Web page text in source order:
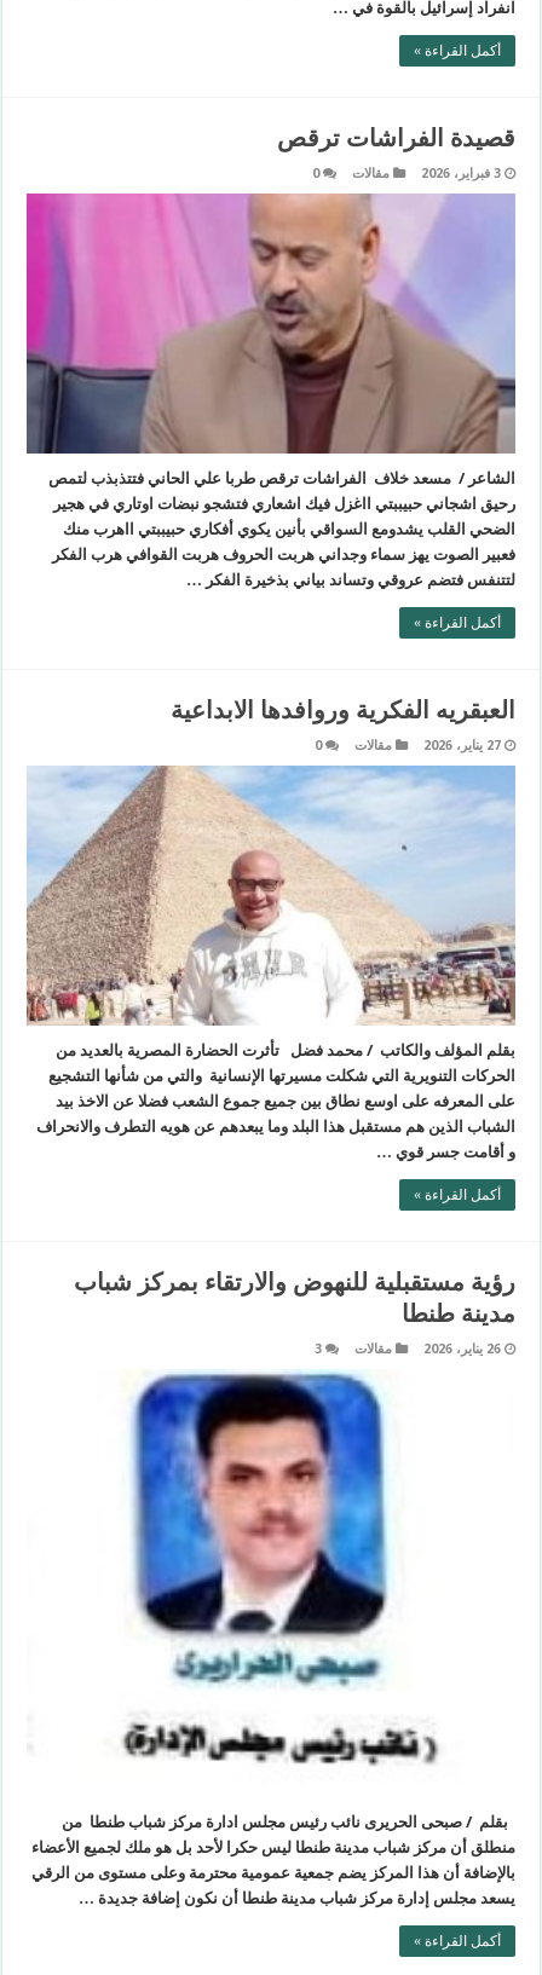
انفراد إسرائيل بالقوة في …
أكمل القراءة »
قصيدة الفراشات ترقص
3 فبراير، 2026 مقالات 0
الشاعر / مسعد خلاف الفراشات ترقص طربا علي الحاني فتتذبذب لتمص
رحيق اشجاني حبيببتي ااغزل فيك اشعاري فتشجو نبضات اوتاري في هجير
الضحي القلب يشدومع السواقي بأنين يكوي أفكاري حبيببتي ااهرب منك
فعبير الصوت يهز سماء وجداني هربت الحروف هربت القوافي هرب الفكر
لتتنفس فتضم عروقي وتساند بياني بذخيرة الفكر …
أكمل القراءة »
العبقريه الفكرية وروافدها الابداعية
27 يناير، 2026 مقالات 0
بقلم المؤلف والكاتب / محمد فضل تأثرت الحضارة المصرية بالعديد من
الحركات التنويرية التي شكلت مسيرتها الإنسانية والتي من شأنها التشجيع
على المعرفه على اوسع نطاق بين جميع جموع الشعب فضلا عن الاخذ بيد
الشباب الذين هم مستقبل هذا البلد وما يبعدهم عن هويه التطرف والانحراف
و أقامت جسر قوي …
أكمل القراءة »
رؤية مستقبلية للنهوض والارتقاء بمركز شباب
مدينة طنطا
26 يناير، 2026 مقالات 3
بقلم / صبحى الحريرى نائب رئيس مجلس ادارة مركز شباب طنطا من
منطلق أن مركز شباب مدينة طنطا ليس حكرا لأحد بل هو ملك لجميع الأعضاء
بالإضافة أن هذا المركز يضم جمعية عمومية محترمة وعلى مستوى من الرقي
يسعد مجلس إدارة مركز شباب مدينة طنطا أن نكون إضافة جديدة …
أكمل القراءة »